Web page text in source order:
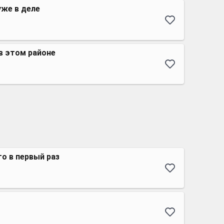
в деле
этом районе
в первый раз